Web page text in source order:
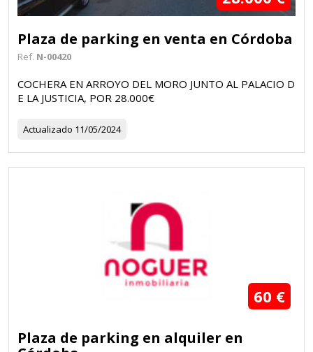
Plaza de parking en venta en Córdoba
Ref. N-00420
COCHERA EN ARROYO DEL MORO JUNTO AL PALACIO D
E LA JUSTICIA, POR 28.000€
Actualizado 11/05/2024
60 €
Plaza de parking en alquiler en